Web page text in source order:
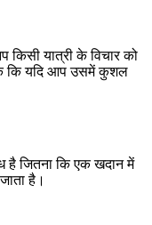
किसी यात्री के विचार को
कि यदि आप उसमें कुशल
है जितना कि एक खदान में
है।